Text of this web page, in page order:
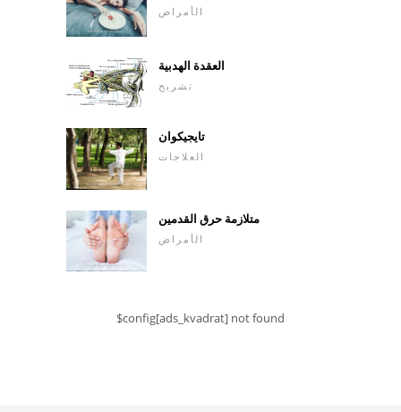
الأمراض
العقدة الهدبية
تشريح
تايجيكوان
العلاجات
متلازمة حرق القدمين
الأمراض
$config[ads_kvadrat] not found